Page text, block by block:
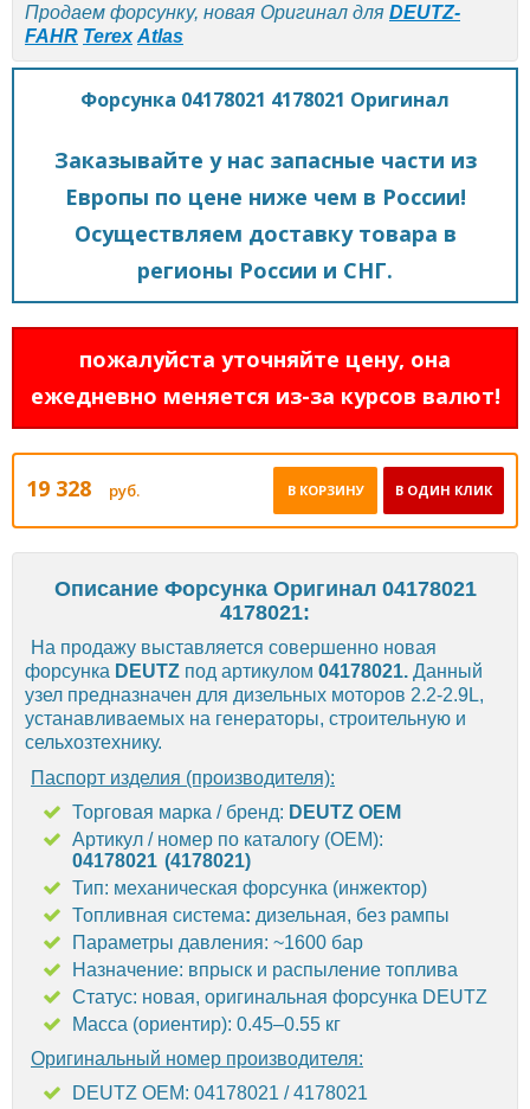
Продаем форсунку, новая Оригинал для DEUTZ-
FAHR Terex Atlas
Форсунка 04178021 4178021 Оригинал
Заказывайте у нас запасные части из
Европы по цене ниже чем в России!
Осуществляем доставку товара в
регионы России и СНГ.
пожалуйста уточняйте цену, она
ежедневно меняется из-за курсов валют!
19 328 руб. В ОДИН КЛИК
В КОРЗИНУ
Описание Форсунка Оригинал 04178021
4178021:
На продажу выставляется совершенно новая
форсунка DEUTZ под артикулом 04178021. Данный
узел предназначен для дизельных моторов 2.2-2.9L,
устанавливаемых на генераторы, строительную и
сельхозтехнику.
Паспорт изделия (производителя):
Торговая марка / бренд: DEUTZ OEM
Артикул / номер по каталогу (OEM):
04178021 (4178021)
Тип: механическая форсунка (инжектор)
Топливная система: дизельная, без рампы
Параметры давления: ~1600 бар
Назначение: впрыск и распыление топлива
Статус: новая, оригинальная форсунка DEUTZ
Масса (ориентир): 0.45–0.55 кг
Оригинальный номер производителя:
DEUTZ OEM: 04178021 / 4178021